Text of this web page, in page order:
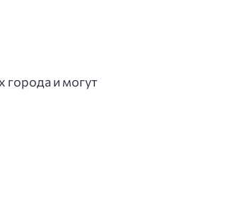
и могут